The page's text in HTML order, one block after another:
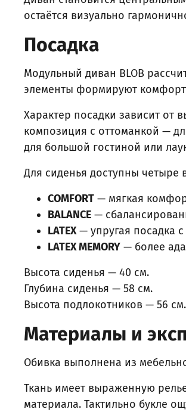
остаётся визуально
Посадка
Модульный диван BLOB
элементы формируют
Характер посадки зависит
композиция с оттоманкой —
для большой гостиной или
Для сиденья доступны четыре
COMFORT — мягкая
BALANCE —
LATEX— упругая посадка
LATEX MEMORY — более
Высота сиденья — 40 см.
Глубина сиденья — 58 см.
Высота подлокотников — 56 см.
Материалы и
Обивка выполнена из
Ткань имеет выраженную
материала. Тактильно букле